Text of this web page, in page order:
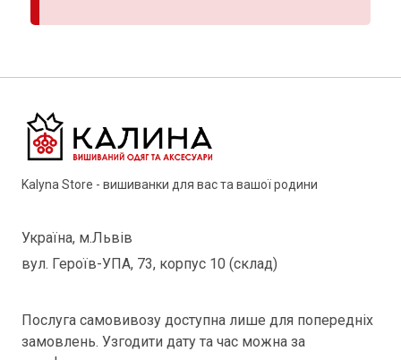
Kalyna Store - вишиванки для вас та вашої родини
Україна, м.Львів
вул. Героїв-УПА, 73, корпус 10 (склад)
Послуга самовивозу доступна лише для попередніх
замовлень. Узгодити дату та час можна за